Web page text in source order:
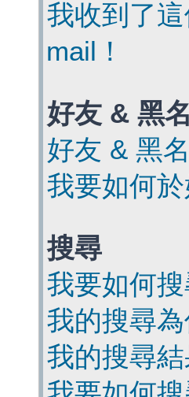
我收到了
mail！
好友 & 黑
好友 & 黑
我要如何
搜尋
我要如何
我的搜尋
我的搜尋